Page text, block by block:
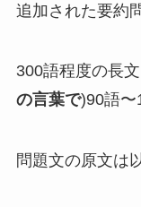
追加された要約
300語程度の長
の言葉で)90語〜
問題文の原文は